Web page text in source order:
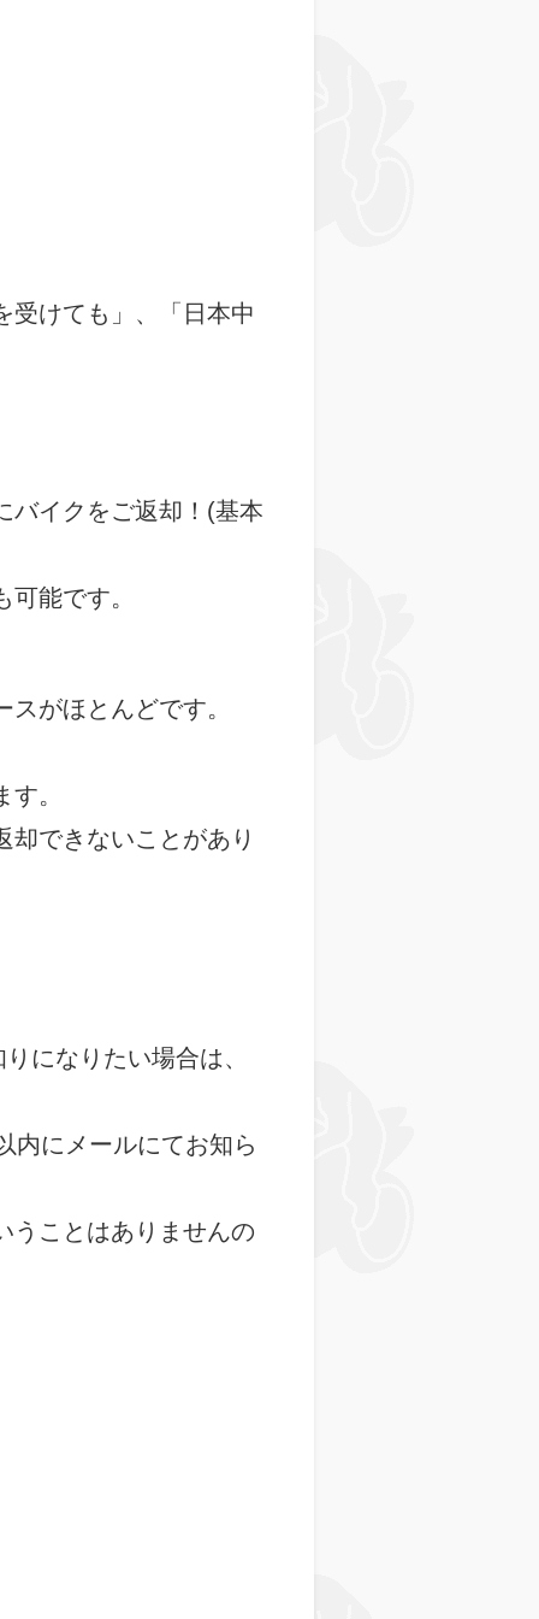
受けても」、「日本中
バイクをご返却！(基本
能です。
がほとんどです。
。
できないことがあり
になりたい場合は、
内にメールにてお知ら
うことはありませんの